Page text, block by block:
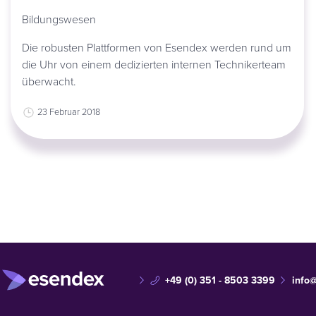
Bildungswesen
Die robusten Plattformen von Esendex werden rund um
die Uhr von einem dedizierten internen Technikerteam
überwacht.
23 Februar 2018
+49 (0) 351 - 8503 3399